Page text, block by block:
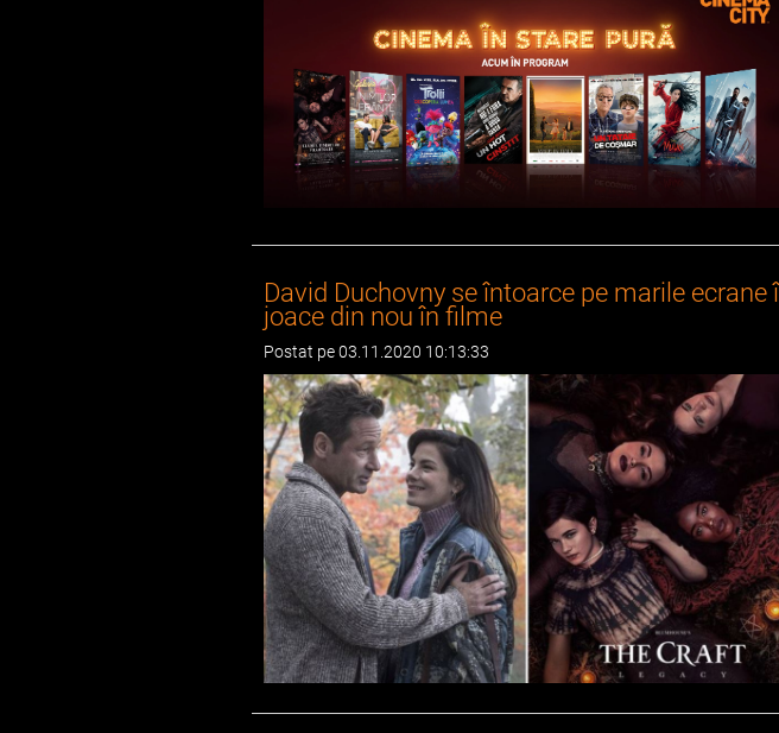
David Duchovny se întoarce pe marile
joace din nou în filme
Postat pe 03.11.2020 10:13:33